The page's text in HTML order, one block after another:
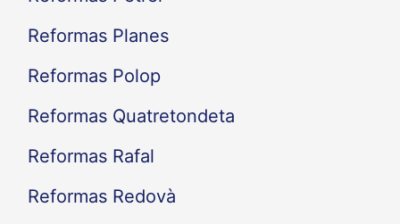
Reformas Planes
Reformas Polop
Reformas Quatretondeta
Reformas Rafal
Reformas Redovà